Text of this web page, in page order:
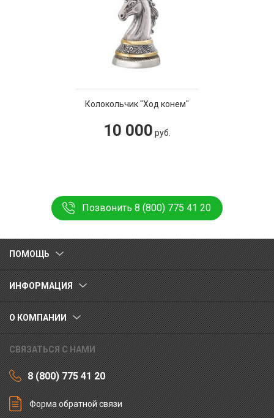
Колокольчик "Ход конем"
10 000 руб.
Позвонить 8 (800) 775 41 20
ПОМОЩЬ
ИНФОРМАЦИЯ
О КОМПАНИИ
СВЯЗАТЬСЯ С НАМИ
8 (800) 775 41 20
Форма обратной связи